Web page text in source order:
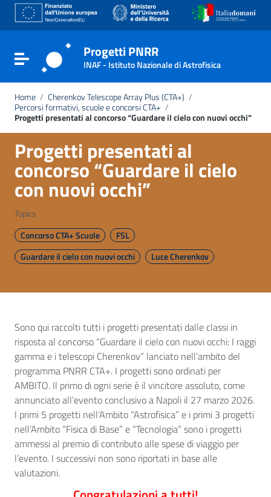
Go to content
Go to the navigation menu
Go to the footer
Toggle navigationProgetti PNRR
INAF - Istituto Nazionale di Astrofisica
Home / Cherenkov Telescope Array Plus (CTA+) /
Percorsi formativi, scuole e concorsi CTA+ /
Progetti presentati al concorso “Guardare il cielo con nuovi occhi”
Progetti presentati al
concorso “Guardare il cielo
con nuovi occhi”
Topics
Concorso CTA+ Scuole
FSL
Guardare il cielo con nuovi occhi
Luce Cherenkov
Sono qui raccolti tutti i progetti presentati dalle classi in
risposta al concorso “Guardare il cielo con nuovi occhi: I raggi
gamma e i telescopi Cherenkov” lanciato nell’ambito del
programma PNRR CTA+. I progetti sono ordinati per
AMBITO. Il primo di ogni serie è il vincitore assoluto, come
annunciato all’evento conclusivo a Napoli il 27 marzo 2026.
I primi 5 progetti nell’Ambito “Astrofisica” e i primi 3 progetti
nell’Ambito “Fisica di Base” e “Tecnologia” sono i progetti
ammessi al premio di contributo alle spese di viaggio per
l’evento. I successivi non sono riportati in base alle
valutazioni.